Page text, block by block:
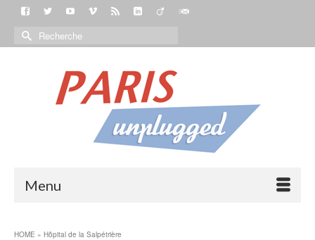
Menu
HOME » Hôpital de la Salpétrière